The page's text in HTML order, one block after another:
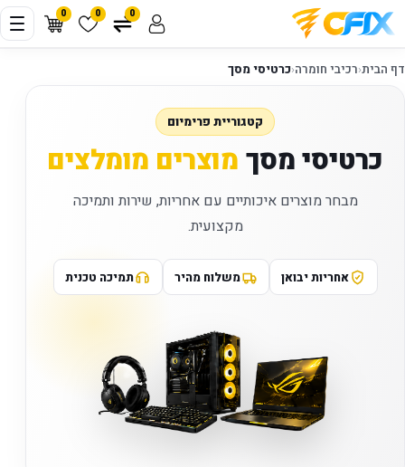
0 0 0
דף הבית‹רכיבי חומרה‹כרטיסי מסך
קטגוריית פרימיום
כרטיסי מסך מוצרים מומלצים
מבחר מוצרים איכותיים עם אחריות, שירות ותמיכה
מקצועית.
אחריות יבואן משלוח מהיר תמיכה טכנית